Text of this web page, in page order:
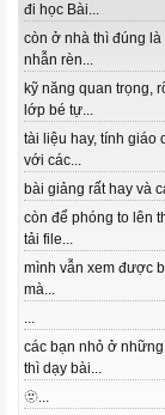
đi học Bài...
còn ở nhà thì đúng là
nhẫn rèn...
kỹ năng quan trọng,
lớp bé tự...
tài liệu hay, tính giáo
với các...
bài giảng rất hay và
còn để phóng to lên
tải file...
mình vẫn xem được
mà...
...
các bạn nhỏ ở
thì dạy bài...
🫥...